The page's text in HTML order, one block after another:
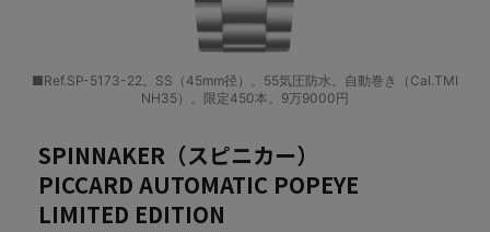
■Ref.SP-5173-22。SS（45mm径）。55気圧防水。自動巻き（Cal.TMI
NH35）。限定450本。9万9000円
SPINNAKER（スピニカー）
PICCARD AUTOMATIC POPEYE
LIMITED EDITION